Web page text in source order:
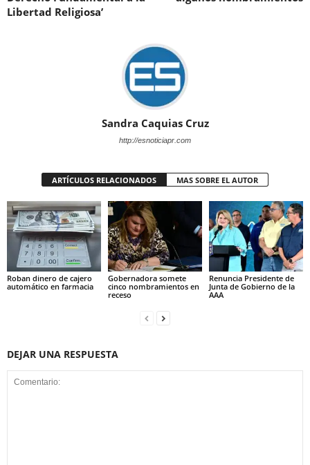
Libertad Religiosa’
Sandra Caquias Cruz
http://esnoticiapr.com
ARTÍCULOS RELACIONADOS MAS SOBRE EL AUTOR
Roban dinero de cajero
automático en farmacia
Gobernadora somete
cinco nombramientos en
receso
Renuncia Presidente de
Junta de Gobierno de la
AAA
DEJAR UNA RESPUESTA